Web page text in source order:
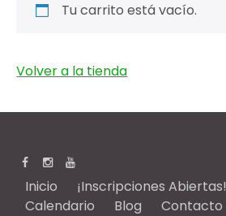
Tu carrito está vacío.
Volver a la tienda
Inicio
¡Inscripciones Abiertas!
Calendario
Blog Contacto